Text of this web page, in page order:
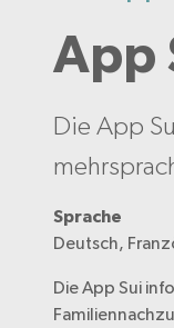
App
Die App
Sprache
Deutsch,
Die App Sui